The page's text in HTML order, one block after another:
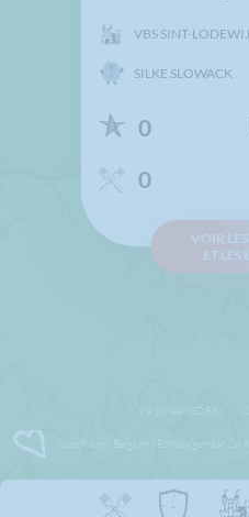
VBS SINT-
SILKE SLOWACK
0
0
VOIR LES
ET LES
GoodPlanet Belgium | Edinburgstraat 26
Vie privée (GDPR)